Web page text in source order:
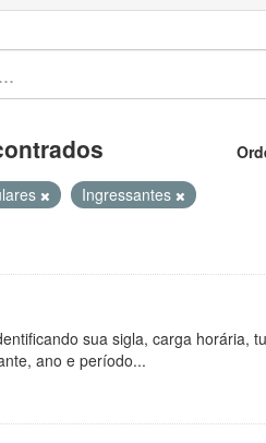
Ingressantes
sua sigla, carga horária,
ano e período...